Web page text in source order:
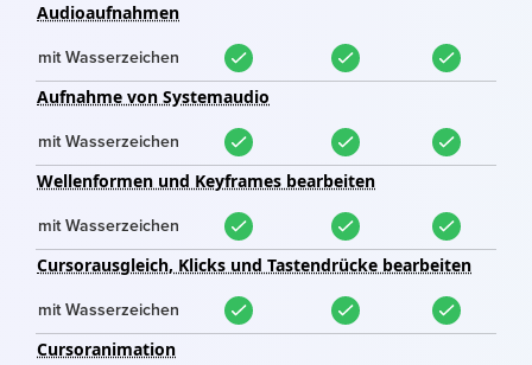
Audioaufnahmen
mit Wasserzeichen
Aufnahme von Systemaudio
mit Wasserzeichen
Wellenformen und Keyframes bearbeiten
mit Wasserzeichen
Cursorausgleich, Klicks und Tastendrücke bearbeiten
mit Wasserzeichen
Cursoranimation